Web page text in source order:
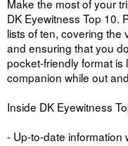
Make the most of your
DK Eyewitness Top 10.
lists of ten, covering the
and ensuring that you
pocket-friendly format
companion while out
Inside DK Eyewitness
- Up-to-date information